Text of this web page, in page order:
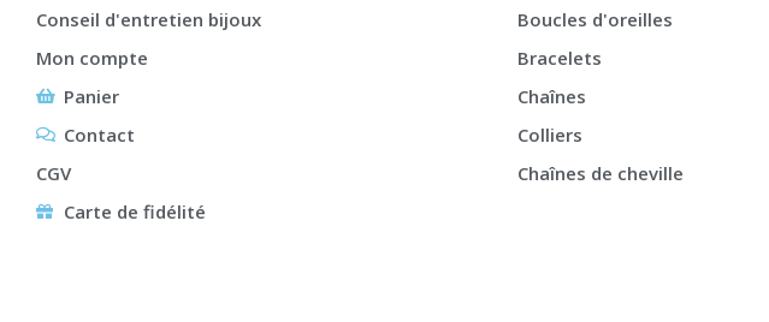
Conseil d'entretien bijoux
Mon compte
Panier
Contact
CGV
Carte de fidélité
Boucles d'oreilles
Bracelets
Chaînes
Colliers
Chaînes de cheville